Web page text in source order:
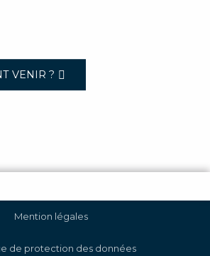
VENIR ?
Mention légales
de protection des données